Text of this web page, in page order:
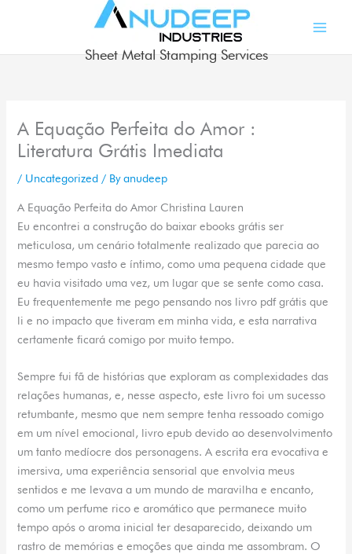
Sheet Metal Stamping Services
A Equação Perfeita do Amor :
Literatura Grátis Imediata
/ Uncategorized / Byanudeep
A Equação Perfeita do Amor Christina Lauren
Eu encontrei a construção do baixar ebooks grátis ser
meticulosa, um cenário totalmente realizado que parecia ao
mesmo tempo vasto e íntimo, como uma pequena cidade que
eu havia visitado uma vez, um lugar que se sente como casa.
Eu frequentemente me pego pensando nos livro pdf grátis que
li e no impacto que tiveram em minha vida, e esta narrativa
certamente ficará comigo por muito tempo.
Sempre fui fã de histórias que exploram as complexidades das
relações humanas, e, nesse aspecto, este livro foi um sucesso
retumbante, mesmo que nem sempre tenha ressoado comigo
em um nível emocional, livro epub devido ao desenvolvimento
um tanto medíocre dos personagens. A escrita era evocativa e
imersiva, uma experiência sensorial que envolvia meus
sentidos e me levava a um mundo de maravilha e encanto,
como um perfume rico e aromático que permanece muito
tempo após o aroma inicial ter desaparecido, deixando um
rastro de memórias e emoções que ainda me assombram. O